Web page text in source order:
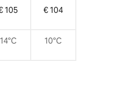
105 € 104
14°C 10°C